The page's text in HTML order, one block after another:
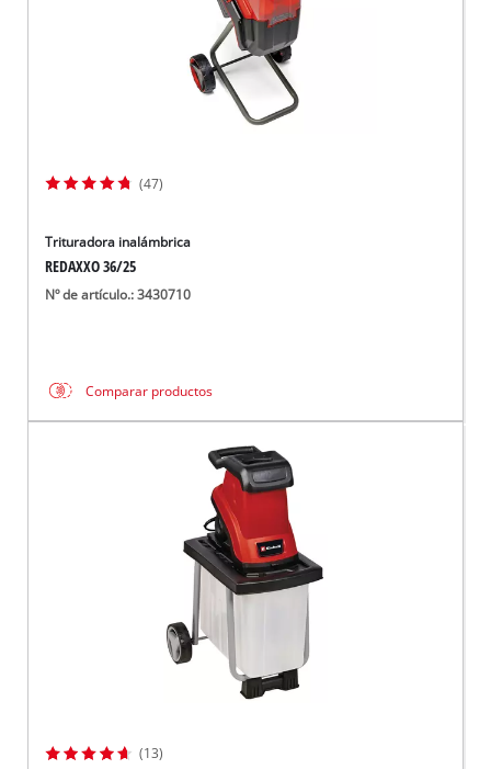
(47)
Trituradora inalámbrica
REDAXXO 36/25
Nº de artículo.: 3430710
Comparar productos
(13)